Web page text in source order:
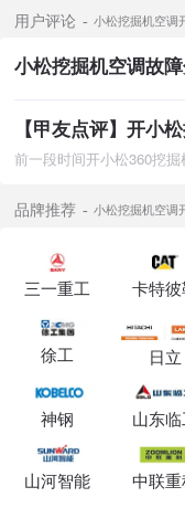
用户评论 小松挖掘机空调
小松挖掘机空调故
【甲友点评】开小
品牌推荐 小松挖掘机空调
三一重工 卡特
徐工 日立
神钢 山东
山河智能 中联